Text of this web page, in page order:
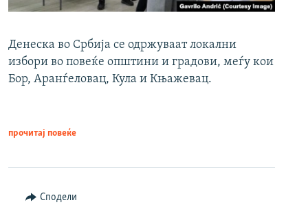
Денеска во Србија се одржуваат локални
избори во повеќе општини и градови, меѓу кои
Бор, Аранѓеловац, Кула и Књажевац.
прочитај повеќе
Сподели